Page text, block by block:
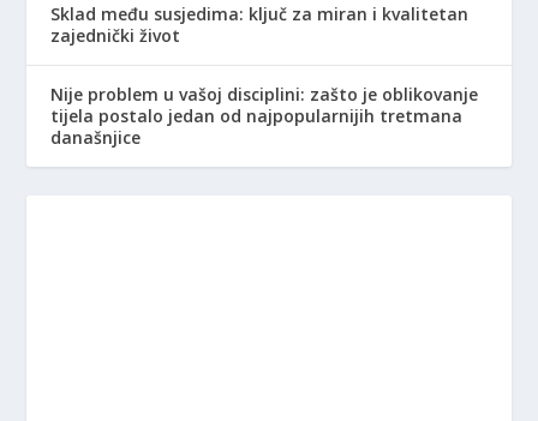
Sklad među susjedima: ključ za miran i kvalitetan
zajednički život
Nije problem u vašoj disciplini: zašto je oblikovanje
tijela postalo jedan od najpopularnijih tretmana
današnjice